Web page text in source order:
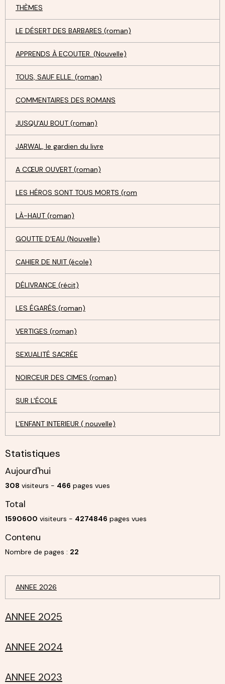
THÈMES
LE DÉSERT DES BARBARES (roman)
APPRENDS À ECOUTER. (Nouvelle)
TOUS, SAUF ELLE. (roman)
COMMENTAIRES DES ROMANS
JUSQU'AU BOUT (roman)
JARWAL, le gardien du livre
A CŒUR OUVERT (roman)
LES HÉROS SONT TOUS MORTS (rom
LÀ-HAUT (roman)
GOUTTE D'EAU (Nouvelle)
CAHIER DE NUIT (école)
DÉLIVRANCE (récit)
LES ÉGARÉS (roman)
VERTIGES (roman)
SEXUALITÉ SACRÉE
NOIRCEUR DES CIMES (roman)
SUR L'ÉCOLE
L'ENFANT INTERIEUR ( nouvelle)
Statistiques
Aujourd'hui
308 visiteurs - 466 pages vues
Total
1590600 visiteurs - 4274846 pages vues
Contenu
Nombre de pages : 22
ANNEE 2026
ANNEE 2025
ANNEE 2024
ANNEE 2023